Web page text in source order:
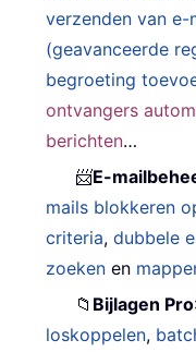
verzenden van e-
(geavanceerde
begroeting
ontvangers
berichten…
📨E-
mails blokkeren
criteria,dubbele
zoeken en
📁 Bijlagen Pro
loskoppelen,